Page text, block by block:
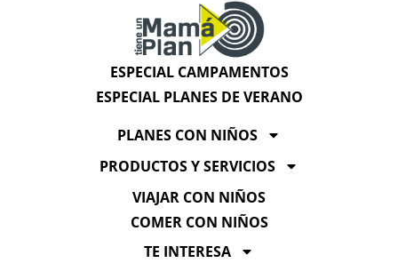
ESPECIAL CAMPAMENTOS
ESPECIAL PLANES DE VERANO
PLANES CON NIÑOS
PRODUCTOS Y SERVICIOS
VIAJAR CON NIÑOS
COMER CON NIÑOS
TE INTERESA